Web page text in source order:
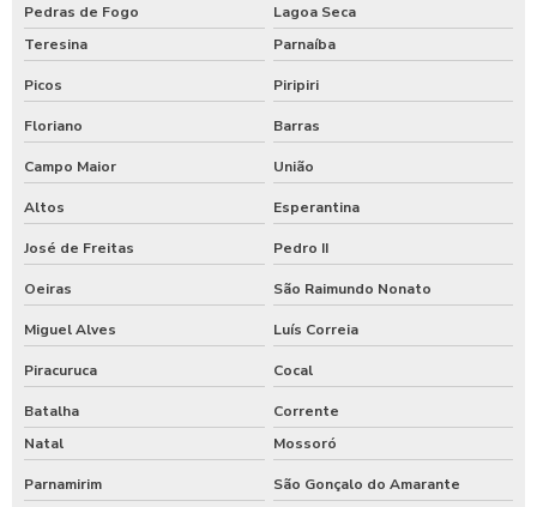
Pedras de Fogo
Lagoa Seca
Teresina
Parnaíba
Picos Piripiri
Floriano Barras
Campo Maior União
Altos Esperantina
José de Freitas Pedro II
Oeiras São Raimundo Nonato
Miguel Alves Luís Correia
Piracuruca Cocal
Batalha
Corrente
Natal
Mossoró
Parnamirim São Gonçalo do Amarante